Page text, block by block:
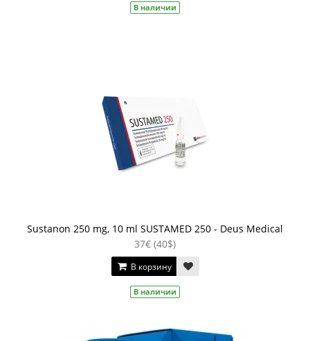
В наличии
Sustanon 250 mg, 10 ml SUSTAMED 250 - Deus Medical
37€ (40$)
В корзину
В наличии